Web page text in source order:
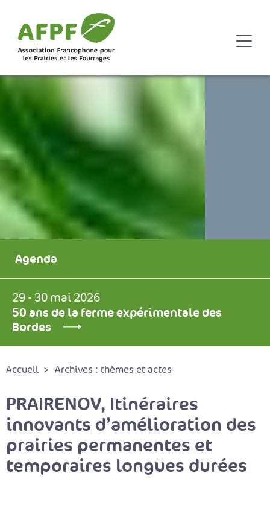
Agenda
29 - 30 mai 2026
50 ans de la ferme expérimentale des
Bordes
Accueil Archives : thèmes et actes
PRAIRENOV, Itinéraires
innovants d’amélioration des
prairies permanentes et
temporaires longues durées